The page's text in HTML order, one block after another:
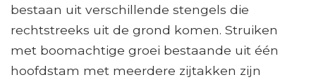
bestaan ​​uit verschillende stengels die
rechtstreeks uit de grond komen. Struiken
met boomachtige groei bestaande uit één
hoofdstam met meerdere zijtakken zijn